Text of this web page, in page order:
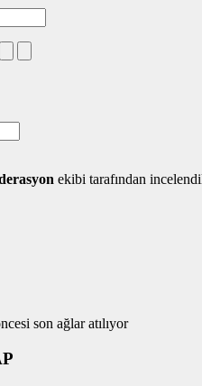
ekibi tarafından
son ağlar atılıyor